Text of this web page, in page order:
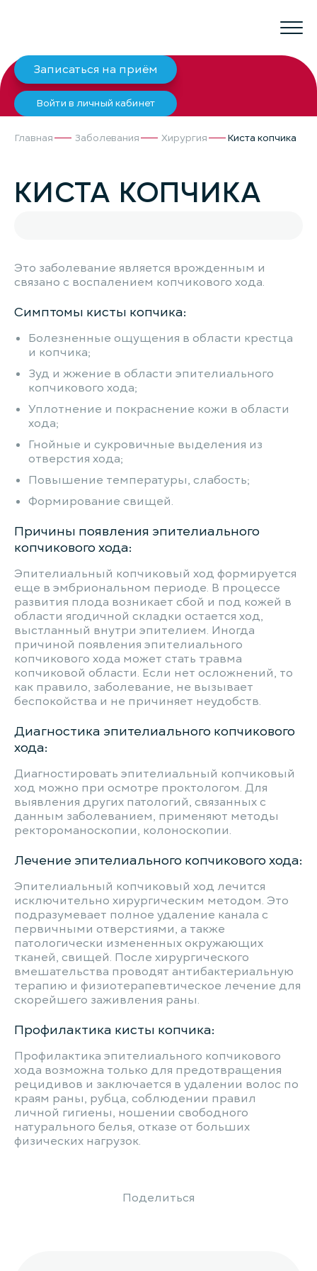
Записаться на приём
Войти в личный кабинет
Главная Заболевания Хирургия Киста копчика
КИСТА КОПЧИКА
Это заболевание является врожденным и
связано с воспалением копчикового хода.
Симптомы кисты копчика:
Болезненные ощущения в области крестца
и копчика;
Зуд и жжение в области эпителиального
копчикового хода;
Уплотнение и покраснение кожи в области
хода;
Гнойные и сукровичные выделения из
отверстия хода;
Повышение температуры, слабость;
Формирование свищей.
Причины появления эпителиального
копчикового хода:
Эпителиальный копчиковый ход формируется
еще в эмбриональном периоде. В процессе
развития плода возникает сбой и под кожей в
области ягодичной складки остается ход,
выстланный внутри эпителием. Иногда
причиной появления эпителиального
копчикового хода может стать травма
копчиковой области. Если нет осложнений, то
как правило, заболевание, не вызывает
беспокойства и не причиняет неудобств.
Диагностика эпителиального копчикового
хода:
Диагностировать эпителиальный копчиковый
ход можно при осмотре проктологом. Для
выявления других патологий, связанных с
данным заболеванием, применяют методы
ректороманоскопии, колоноскопии.
Лечение эпителиального копчикового хода:
Эпителиальный копчиковый ход лечится
исключительно хирургическим методом. Это
подразумевает полное удаление канала с
первичными отверстиями, а также
патологически измененных окружающих
тканей, свищей. После хирургического
вмешательства проводят антибактериальную
терапию и физиотерапевтическое лечение для
скорейшего заживления раны.
Профилактика кисты копчика:
Профилактика эпителиального копчикового
хода возможна только для предотвращения
рецидивов и заключается в удалении волос по
краям раны, рубца, соблюдении правил
личной гигиены, ношении свободного
натурального белья, отказе от больших
физических нагрузок.
Поделиться